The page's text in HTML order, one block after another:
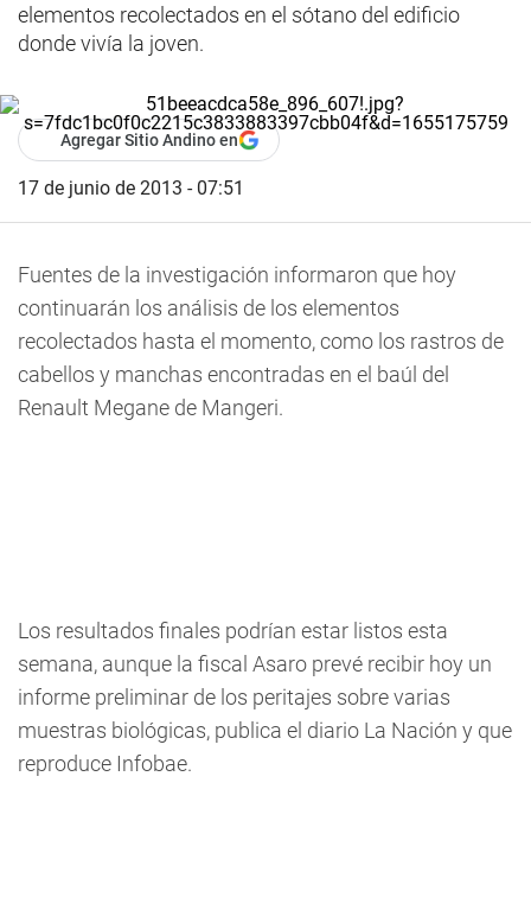
elementos recolectados en el sótano del edificio
donde vivía la joven.
Agregar Sitio Andino en
17 de junio de 2013 - 07:51
Fuentes de la investigación informaron que hoy
continuarán los análisis de los elementos
recolectados hasta el momento, como los rastros de
cabellos y manchas encontradas en el baúl del
Renault Megane de Mangeri.
Los resultados finales podrían estar listos esta
semana, aunque la fiscal Asaro prevé recibir hoy un
informe preliminar de los peritajes sobre varias
muestras biológicas, publica el diario La Nación y que
reproduce Infobae.